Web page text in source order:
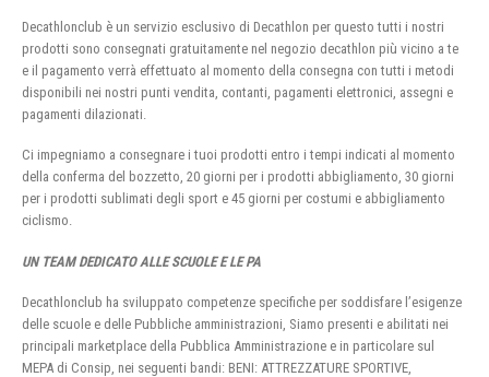
Decathlonclub è un servizio esclusivo di Decathlon per questo tutti i nostri
prodotti sono consegnati gratuitamente nel negozio decathlon più vicino a te
e il pagamento verrà effettuato al momento della consegna con tutti i metodi
disponibili nei nostri punti vendita, contanti, pagamenti elettronici, assegni e
pagamenti dilazionati.
Ci impegniamo a consegnare i tuoi prodotti entro i tempi indicati al momento
della conferma del bozzetto, 20 giorni per i prodotti abbigliamento, 30 giorni
per i prodotti sublimati degli sport e 45 giorni per costumi e abbigliamento
ciclismo.
UN TEAM DEDICATO ALLE SCUOLE E LE PA
Decathlonclub ha sviluppato competenze specifiche per soddisfare l’esigenze
delle scuole e delle Pubbliche amministrazioni, Siamo presenti e abilitati nei
principali marketplace della Pubblica Amministrazione e in particolare sul
MEPA di Consip, nei seguenti bandi: BENI: ATTREZZATURE SPORTIVE,